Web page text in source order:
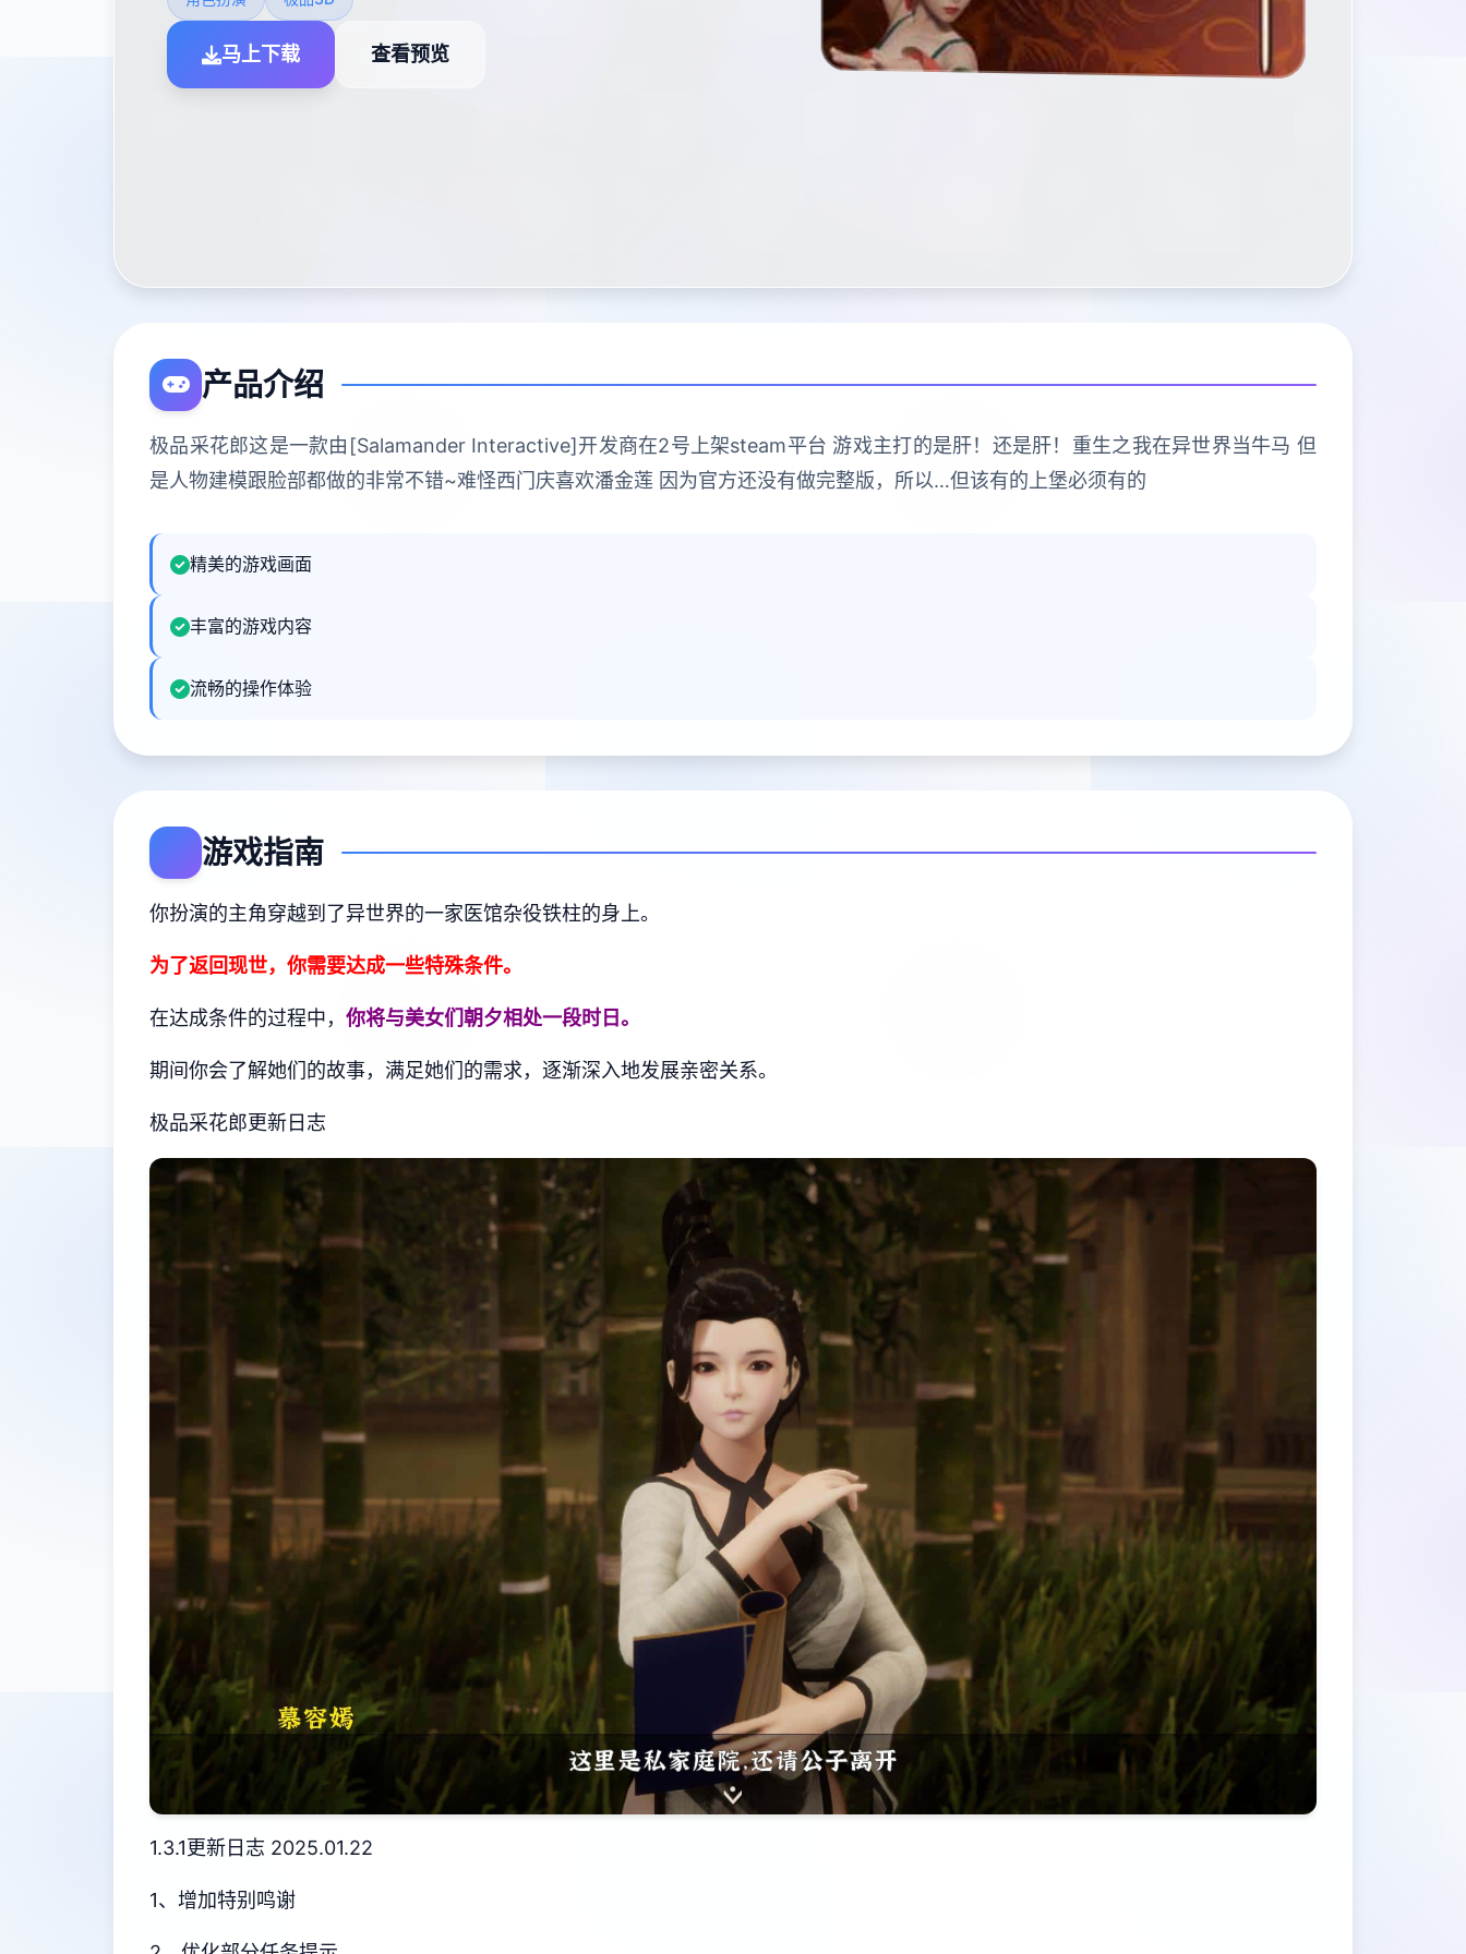
马上下载 查看预览
产品介绍
极品采花郎这是一款由[Salamander Interactive]开发商在2号上架steam平台 游戏主打的是肝！还是肝！重生之我在异世界当牛马 但
是人物建模跟脸部都做的非常不错~难怪西门庆喜欢潘金莲 因为官方还没有做完整版，所以…但该有的上堡必须有的
精美的游戏画面
丰富的游戏内容
流畅的操作体验
游戏指南
你扮演的主角穿越到了异世界的一家医馆杂役铁柱的身上。
为了返回现世，你需要达成一些特殊条件。
在达成条件的过程中， 你将与美女们朝夕相处一段时日。
期间你会了解她们的故事，满足她们的需求，逐渐深入地发展亲密关系。
极品采花郎更新日志
1.3.1更新日志 2025.01.22
1、增加特别鸣谢